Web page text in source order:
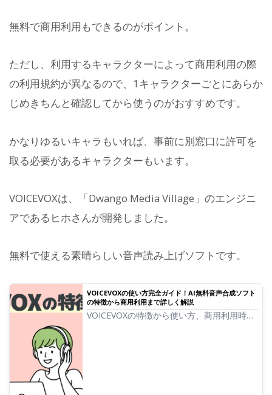
無料で商用利用もできるのがポイント。
ただし、利用するキャラクターによって商用利用の際
の利用規約が異なるので、1キャラクターごとにあらか
じめきちんと確認してから使うのがおすすめです。
かなりゆるいキャラもいれば、事前に別窓口に許可を
取る必要があるキャラクターもいます。
VOICEVOXは、「Dwango Media Village」のエンジニ
アであるヒホさんが開発しました。
無料で使える素晴らしい音声読み上げソフトです。
VOICEVOXの使い方完全ガイド！AI無料音声合成ソフト
の特徴から商用利用まで詳しく解説
VOICEVOXの特徴から使い方、商用利用時の